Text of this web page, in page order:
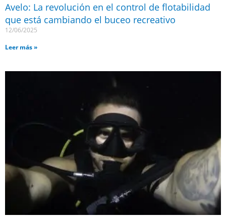
Avelo: La revolución en el control de flotabilidad
que está cambiando el buceo recreativo
12/06/2025
Leer más »